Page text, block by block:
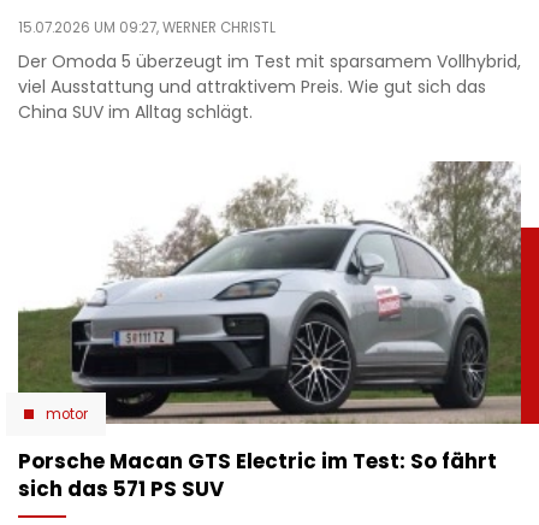
15.07.2026 UM 09:27,WERNER CHRISTL
Der Omoda 5 überzeugt im Test mit sparsamem Vollhybrid,
viel Ausstattung und attraktivem Preis. Wie gut sich das
China SUV im Alltag schlägt.
motor
Porsche Macan GTS Electric im Test: So fährt
sich das 571 PS SUV